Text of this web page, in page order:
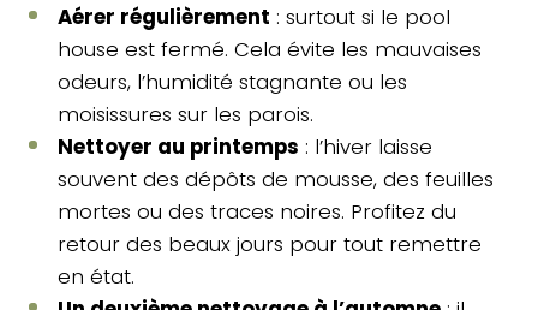
Aérer régulièrement : surtout si le pool
house est fermé. Cela évite les mauvaises
odeurs, l’humidité stagnante ou les
moisissures sur les parois.
Nettoyer au printemps : l’hiver laisse
souvent des dépôts de mousse, des feuilles
mortes ou des traces noires. Profitez du
retour des beaux jours pour tout remettre
en état.